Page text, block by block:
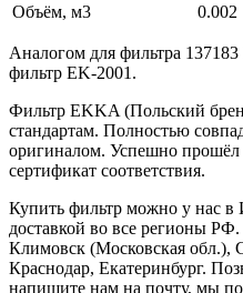
Объём, м3
0.002
Аналогом для фильтра
фильтр EK-2001.
Фильтр EKKA (Польский
стандартам. Полностью
оригиналом. Успешно
сертификат соответствия.
Купить фильтр можно у нас
доставкой во все регионы
Климовск (Московская обл.),
Краснодар, Екатеринбург.
напишите нам на почту, мы